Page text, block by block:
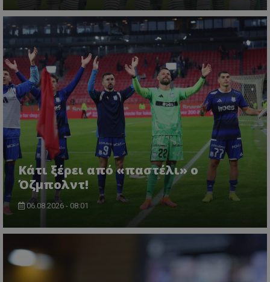
Κάτι ξέρει από «παστέλι» ο
Όζμπολντ!
06.08.2026 - 08:01